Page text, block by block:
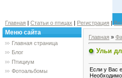
Главная | Статьи о птицах | Регистрация |
Меню сайта
Главная страница
Блог
Птициум
Фотоальбомы
Главная »
Ульи
Если у Вас
Необходимо